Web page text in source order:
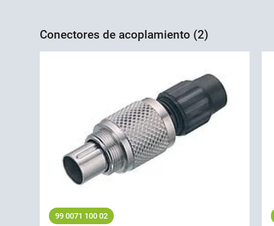
Conectores de acoplamiento (2)
99 0071 100 02